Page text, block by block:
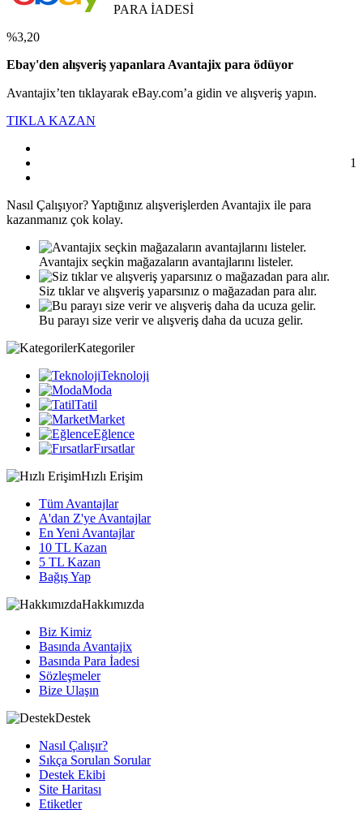
PARA İADESİ
%3,20
Ebay'den alışveriş yapanlara Avantajix para ödüyor
Avantajix’ten tıklayarak eBay.com’a gidin ve alışveriş yapın.
TIKLA KAZAN
1
Nasıl Çalışıyor?Yaptığınız alışverişlerden Avantajix ile para
kazanmanız çok kolay.
Avantajix seçkin mağazaların avantajlarını listeler.
Siz tıklar ve alışveriş yaparsınız o mağazadan para alır.
Bu parayı size verir ve alışveriş daha da ucuza gelir.
Kategoriler
Teknoloji
Moda
Tatil
Market
Eğlence
Fırsatlar
Hızlı Erişim
Tüm Avantajlar
A'dan Z'ye Avantajlar
En Yeni Avantajlar
10 TL Kazan
5 TL Kazan
Bağış Yap
Hakkımızda
Biz Kimiz
Basında Avantajix
Basında Para İadesi
Sözleşmeler
Bize Ulaşın
Destek
Nasıl Çalışır?
Sıkça Sorulan Sorular
Destek Ekibi
Site Haritası
Etiketler